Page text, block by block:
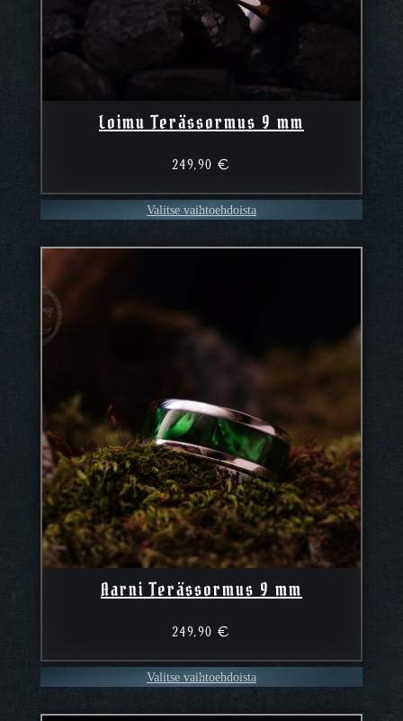
Loimu Terässormus 9 mm
249,90€
Valitse vaihtoehdoista
Aarni Terässormus 9 mm
249,90€
Valitse vaihtoehdoista